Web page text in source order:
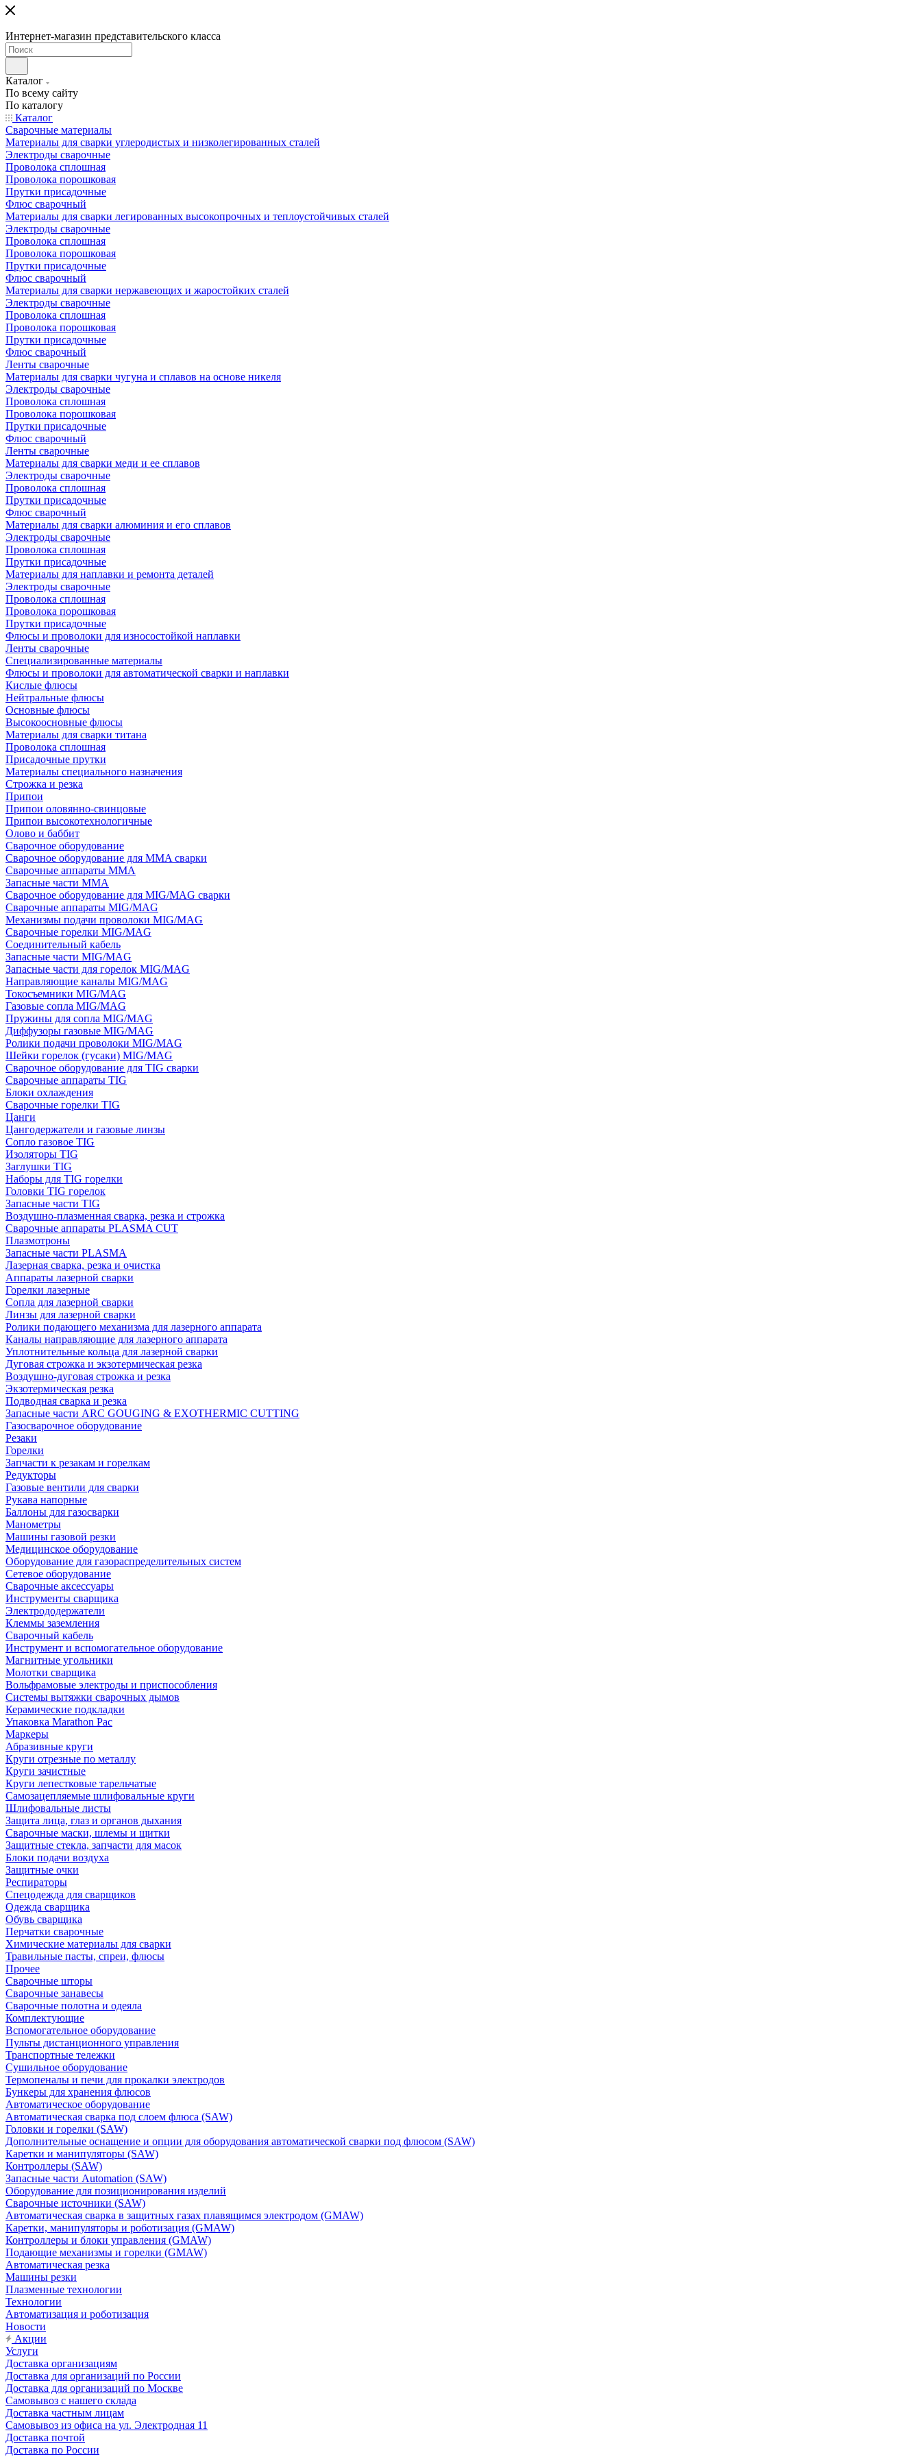
Интернет-магазин представительского класса
Каталог
По всему сайту
По каталогу
Каталог
Сварочные материалы
Материалы для сварки углеродистых и низколегированных сталей
Электроды сварочные
Проволока сплошная
Проволока порошковая
Прутки присадочные
Флюс сварочный
Материалы для сварки легированных высокопрочных и теплоустойчивых сталей
Электроды сварочные
Проволока сплошная
Проволока порошковая
Прутки присадочные
Флюс сварочный
Материалы для сварки нержавеющих и жаростойких сталей
Электроды сварочные
Проволока сплошная
Проволока порошковая
Прутки присадочные
Флюс сварочный
Ленты сварочные
Материалы для сварки чугуна и сплавов на основе никеля
Электроды сварочные
Проволока сплошная
Проволока порошковая
Прутки присадочные
Флюс сварочный
Ленты сварочные
Материалы для сварки меди и ее сплавов
Электроды сварочные
Проволока сплошная
Прутки присадочные
Флюс сварочный
Материалы для сварки алюминия и его сплавов
Электроды сварочные
Проволока сплошная
Прутки присадочные
Материалы для наплавки и ремонта деталей
Электроды сварочные
Проволока сплошная
Проволока порошковая
Прутки присадочные
Флюсы и проволоки для износостойкой наплавки
Ленты сварочные
Специализированные материалы
Флюсы и проволоки для автоматической сварки и наплавки
Кислые флюсы
Нейтральные флюсы
Основные флюсы
Высокоосновные флюсы
Материалы для сварки титана
Проволока сплошная
Присадочные прутки
Материалы специального назначения
Строжка и резка
Припои
Припои оловянно-свинцовые
Припои высокотехнологичные
Олово и баббит
Сварочное оборудование
Сварочное оборудование для MMA сварки
Сварочные аппараты MMA
Запасные части MMA
Сварочное оборудование для MIG/MAG сварки
Сварочные аппараты MIG/MAG
Механизмы подачи проволоки MIG/MAG
Сварочные горелки MIG/MAG
Соединительный кабель
Запасные части MIG/MAG
Запасные части для горелок MIG/MAG
Направляющие каналы MIG/MAG
Токосъемники MIG/MAG
Газовые сопла MIG/MAG
Пружины для сопла MIG/MAG
Диффузоры газовые MIG/MAG
Ролики подачи проволоки MIG/MAG
Шейки горелок (гусаки) MIG/MAG
Сварочное оборудование для TIG сварки
Сварочные аппараты TIG
Блоки охлаждения
Сварочные горелки TIG
Цанги
Цангодержатели и газовые линзы
Сопло газовое TIG
Изоляторы TIG
Заглушки TIG
Наборы для TIG горелки
Головки TIG горелок
Запасные части TIG
Воздушно-плазменная сварка, резка и строжка
Сварочные аппараты PLASMA CUT
Плазмотроны
Запасные части PLASMA
Лазерная сварка, резка и очистка
Аппараты лазерной сварки
Горелки лазерные
Сопла для лазерной сварки
Линзы для лазерной сварки
Ролики подающего механизма для лазерного аппарата
Каналы направляющие для лазерного аппарата
Уплотнительные кольца для лазерной сварки
Дуговая строжка и экзотермическая резка
Воздушно-дуговая строжка и резка
Экзотермическая резка
Подводная сварка и резка
Запасные части ARC GOUGING & EXOTHERMIC CUTTING
Газосварочное оборудование
Резаки
Горелки
Запчасти к резакам и горелкам
Редукторы
Газовые вентили для сварки
Рукава напорные
Баллоны для газосварки
Манометры
Машины газовой резки
Медицинское оборудование
Оборудование для газораспределительных систем
Сетевое оборудование
Сварочные аксессуары
Инструменты сварщика
Электрододержатели
Клеммы заземления
Сварочный кабель
Инструмент и вспомогательное оборудование
Магнитные угольники
Молотки сварщика
Вольфрамовые электроды и приспособления
Системы вытяжки сварочных дымов
Керамические подкладки
Упаковка Marathon Pac
Маркеры
Абразивные круги
Круги отрезные по металлу
Круги зачистные
Круги лепестковые тарельчатые
Самозацепляемые шлифовальные круги
Шлифовальные листы
Защита лица, глаз и органов дыхания
Сварочные маски, шлемы и щитки
Защитные стекла, запчасти для масок
Блоки подачи воздуха
Защитные очки
Респираторы
Спецодежда для сварщиков
Одежда сварщика
Обувь сварщика
Перчатки сварочные
Химические материалы для сварки
Травильные пасты, спреи, флюсы
Прочее
Сварочные шторы
Сварочные занавесы
Сварочные полотна и одеяла
Комплектующие
Вспомогательное оборудование
Пульты дистанционного управления
Транспортные тележки
Сушильное оборудование
Термопеналы и печи для прокалки электродов
Бункеры для хранения флюсов
Автоматическое оборудование
Автоматическая сварка под слоем флюса (SAW)
Головки и горелки (SAW)
Дополнительные оснащение и опции для оборудования автоматической сварки под флюсом (SAW)
Каретки и манипуляторы (SAW)
Контроллеры (SAW)
Запасные части Automation (SAW)
Оборудование для позиционирования изделий
Сварочные источники (SAW)
Автоматическая сварка в защитных газах плавящимся электродом (GMAW)
Каретки, манипуляторы и роботизация (GMAW)
Контроллеры и блоки управления (GMAW)
Подающие механизмы и горелки (GMAW)
Автоматическая резка
Машины резки
Плазменные технологии
Технологии
Автоматизация и роботизация
Новости
Акции
Услуги
Доставка организациям
Доставка для организаций по России
Доставка для организаций по Москве
Самовывоз с нашего склада
Доставка частным лицам
Самовывоз из офиса на ул. Электродная 11
Доставка почтой
Доставка по России